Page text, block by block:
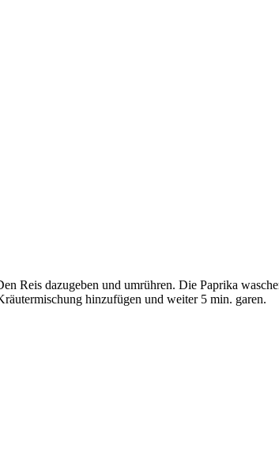
Reis dazugeben und umrühren. Die Paprika
hinzufügen und weiter 5 min. garen.